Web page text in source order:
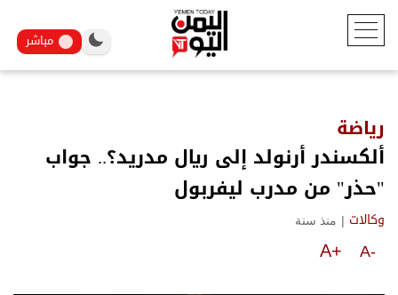
مباشر
رياضة
ألكسندر أرنولد إلى ريال مدريد؟.. جواب
"حذر" من مدرب ليفربول
وكالات | منذ سنة
A-
A+